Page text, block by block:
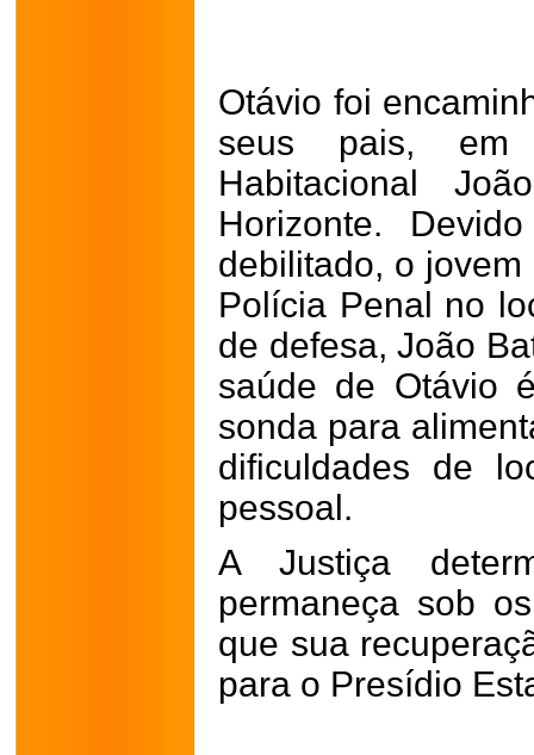
Otávio foi
seus pais, em
Habitacional
Horizonte.
debilitado, o
Polícia Penal no
de defesa, João
saúde de Otávio
sonda para
dificuldades de
pessoal.
A Justiça
permaneça sob
que sua
para o Presídio